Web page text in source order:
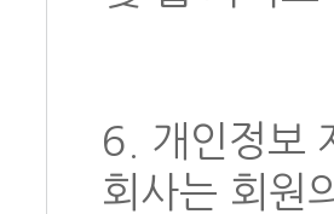
6. 개인정보
회사는 회원